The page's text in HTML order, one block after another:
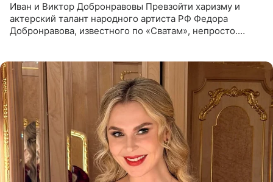
Иван и Виктор Добронравовы Превзойти харизму и
актерский талант народного артиста РФ Федора
Добронравова, известного по «Сватам», непросто.